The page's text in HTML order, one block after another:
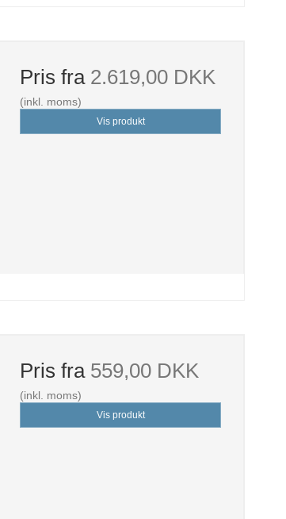
Pris fra 2.619,00 DKK
(inkl. moms)
Vis produkt
Pris fra 559,00 DKK
(inkl. moms)
Vis produkt